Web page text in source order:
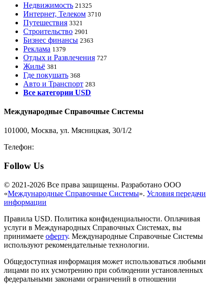
Недвижимость 21325
Интернет, Телеком 3710
Путешествия 3321
Строительство 2901
Бизнес финансы 2363
Реклама 1379
Отдых и Развлечения 727
Жильё 381
Где покушать 368
Авто и Транспорт 283
Все категории USD
Международные Справочные Системы
101000, Москва, ул. Мясницкая, 30/1/2
Телефон:
Follow Us
© 2021-2026 Все права защищены. Разработано ООО
«Международные Справочные Системы». Условия передачи
информации
Правила USD. Политика конфиденциальности. Оплачивая
услуги в Международных Справочных Системах, вы
принимаете оферту. Международные Справочные Системы
используют рекомендательные технологии.
Общедоступная информация может использоваться любыми
лицами по их усмотрению при соблюдении установленных
федеральными законами ограничений в отношении